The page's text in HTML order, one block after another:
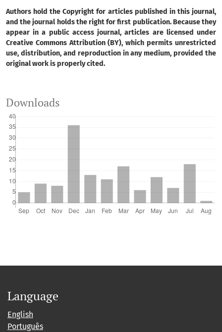
Authors hold the Copyright for articles published in this journal,
and the journal holds the right for first publication. Because they
appear in a public access journal, articles are licensed under
Creative Commons Attribution (BY), which permits unrestricted
use, distribution, and reproduction in any medium, provided the
original work is properly cited.
Downloads
Language
English
Português